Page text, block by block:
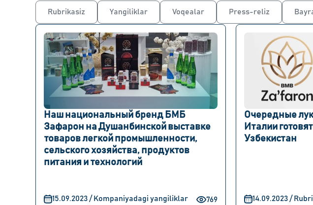
Rubrikasiz Yangiliklar Voqealar Press-reliz
Наш национальный бренд БМБ
Зафарон на Душанбинской выставке
товаров легкой промышленности,
сельского хозяйства, продуктов
питания и технологий
769
15.09.2023 / Kompaniyadagi yangiliklar
Очередные
Италии
Узбекистан
14.09.2023 /